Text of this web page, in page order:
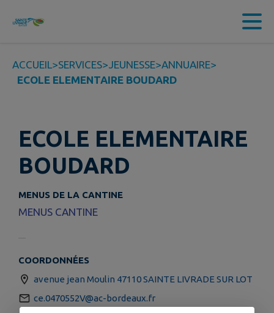
Contenu
ACCUEIL>SERVICES>JEUNESSE>ANNUAIRE>
ECOLE ELEMENTAIRE BOUDARD
ECOLE ELEMENTAIRE
BOUDARD
MENUS DE LA CANTINE
MENUS CANTINE
COORDONNÉES
avenue jean Moulin 47110 SAINTE LIVRADE SUR LOT
ce.0470552V@ac-bordeaux.fr